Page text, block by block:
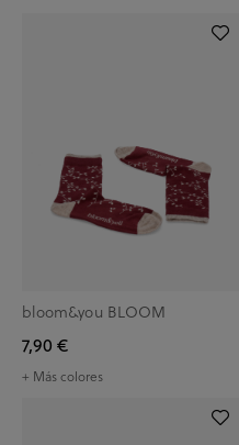
bloom&you BLOOM
7,90 €
+ Más colores